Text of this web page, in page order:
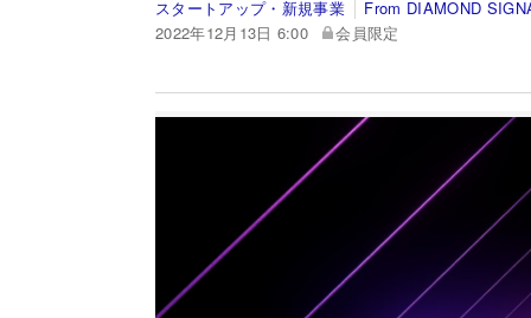
スタートアップ・新規事業
From DIAMOND
2022年12月13日 6:00
会員限定